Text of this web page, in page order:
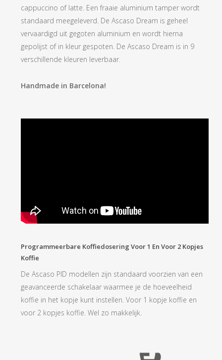
cappuccino of latte. Een fraaie aluminium tamper wordt
standaard meegeleverd. De Ascaso Dream is geheel
vervaardigd uit gegoten aluminium en wordt hierna
gepolijst of in kleur gespoten. De Ascaso Dream is in 9
verschillende kleuren leverbaar.
Handmade in Barcelona!
Programmeerbare Koffiedosering Voor 1 En Voor 2 Kopjes
Koffie
De Ascaso PID modellen zijn standaard voorzien van een
geavanceerde schakelaar waarmee je de hoeveelheid
koffie in het kopje kunt instellen. Voor 1 kopje koffie en
voor 2 kopjes koffie. Wel zo makkelijk.